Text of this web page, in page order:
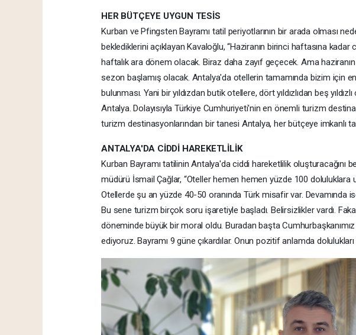
HER BÜTÇEYE UYGUN TESİS
Kurban ve Pfingsten Bayramı tatil periyotlarının bir arada olması
beklediklerini açıklayan Kavaloğlu, “Haziranın birinci haftasına
haftalık ara dönem olacak. Biraz daha zayıf geçecek. Ama
sezon başlamış olacak. Antalya'da otellerin tamamında bizim için
bulunması. Yani bir yıldızdan butik otellere, dört yıldızlıdan beş
Antalya. Dolayısıyla Türkiye Cumhuriyeti'nin en önemli turizm
turizm destinasyonlarından bir tanesi Antalya, her bütçeye imkanlı
ANTALYA'DA CİDDİ HAREKETLİLİK
Kurban Bayramı tatilinin Antalya'da ciddi hareketlilik oluşturacağını
müdürü İsmail Çağlar, “Oteller hemen hemen yüzde 100 doluluklara
Otellerde şu an yüzde 40-50 oranında Türk misafir var. Devamında
Bu sene turizm birçok soru işaretiyle başladı. Belirsizlikler vardı.
döneminde büyük bir moral oldu. Buradan başta
ediyoruz. Bayramı 9 güne çıkardılar. Onun pozitif anlamda